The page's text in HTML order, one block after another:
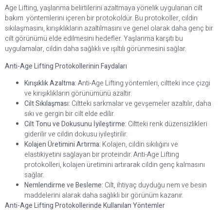
Age Lifting, yaşlanma belirtilerini azaltmaya yönelik uygulanan cilt
bakım yöntemlerini içeren bir protokoldür. Bu protokoller, cildin
sıkılaşmasını, kırışıklıkların azaltılmasını ve genel olarak daha genç bir
cilt görünümü elde edilmesini hedefler. Yaşlanma karşıtı bu
uygulamalar, cildin daha sağlıklı ve ışıltılı görünmesini sağlar.
Anti-Age Lifting Protokollerinin Faydaları
Kırışıklık Azaltma:Anti-Age Lifting yöntemleri, ciltteki ince çizgi
ve kırışıklıkların görünümünü azaltır.
Cilt Sıkılaşması: Ciltteki sarkmalar ve gevşemeler azaltılır, daha
sıkı ve gergin bir cilt elde edilir.
Cilt Tonu ve Dokusunu İyileştirme: Ciltteki renk düzensizlikleri
giderilir ve cildin dokusu iyileştirilir.
Kolajen Üretimini Artırma: Kolajen, cildin sıkılığını ve
elastikiyetini sağlayan bir proteindir. Anti-Age Lifting
protokolleri, kolajen üretimini artırarak cildin genç kalmasını
sağlar.
Nemlendirme ve Besleme: Cilt, ihtiyaç duyduğu nem ve besin
maddelerini alarak daha sağlıklı bir görünüm kazanır.
Anti-Age Lifting Protokollerinde Kullanılan Yöntemler